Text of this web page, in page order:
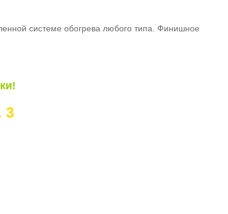
системе обогрева любого типа. Финишное
3